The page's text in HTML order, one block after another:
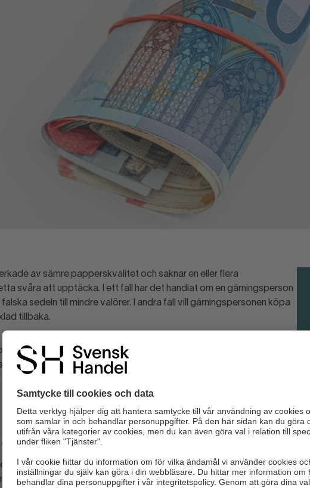
av sämre papperskvalitet och saknar en eller flera
svåra att upptäcka. I ett fall har det handlat om en gärningsperson
sedeln till mindre valörer. I andra fall vill gärningspersonen köpa
tillbaka.
inom handeln en stor roll. I takt med att
blir många ovana vid att hantera sedlar. Kunskapen om hur en äkta
fall vara begränsad, vilket bedragare försöker utnyttja.
kontanter.
När du kontrollerar en sedel bör du granska flera